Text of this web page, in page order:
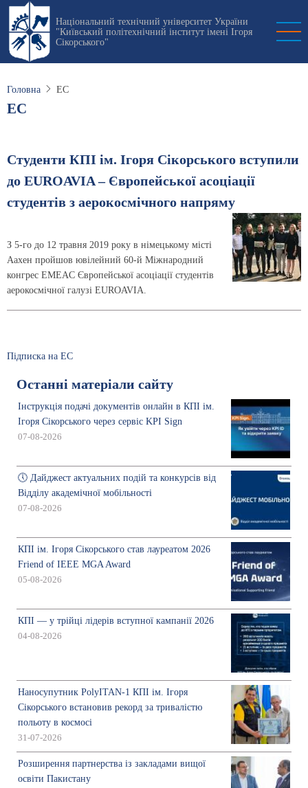
Перейти
основного
вмісту
Національний технічний університет України
"Київський політехнічний інститут імені Ігоря
Сікорського"
Головна ЕС
ЕС
Студенти КПІ ім. Ігоря Сікорського вступили
до EUROAVIA – Європейської асоціації
студентів з аерокосмічного напряму
З 5-го до 12 травня 2019 року в німецькому місті
Аахен пройшов ювілейний 60-й Міжнародний
конгрес EMEAC Європейської асоціації студентів
аерокосмічної галузі EUROAVIA.
Підписка на ЕС
Останні матеріали сайту
Інструкція подачі документів онлайн в КПІ ім.
Ігоря Сікорського через сервіс KPI Sign
07-08-2026
🕔 Дайджест актуальних подій та конкурсів від
Відділу академічної мобільності
07-08-2026
КПІ ім. Ігоря Сікорського став лауреатом 2026
Friend of IEEE MGA Award
05-08-2026
КПІ — у трійці лідерів вступної кампанії 2026
04-08-2026
Наносупутник PolyITAN-1 КПІ ім. Ігоря
Сікорського встановив рекорд за тривалістю
польоту в космосі
31-07-2026
Розширення партнерства із закладами вищої
освіти Пакистану